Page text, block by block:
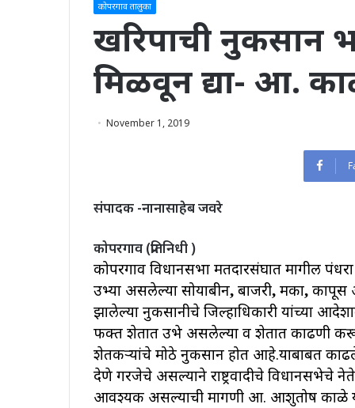
कोपरगाव तालुका
खरिपाची नुकसान
मिळवून द्या- आ.
November 1, 2019
संपादक -नानासाहेब जवरे
कोपरगाव (प्रतिनिधी )
कोपरगाव विधानसभा मतदारसंघात मागील
उभ्या असलेल्या सोयाबीन, बाजरी, मका, कापूस
झालेल्या नुकसानीचे जिल्हाधिकारी यांच्या
फक्त शेतात उभे असलेल्या व शेतात काढणी
शेतकऱ्यांचे मोठे नुकसान होत आहे.याबाबत
देणे गरजेचे असल्याने राष्ट्रवादीचे विधानसभेचे
आवश्यक असल्याची मागणी आ. आशुतोष काळे